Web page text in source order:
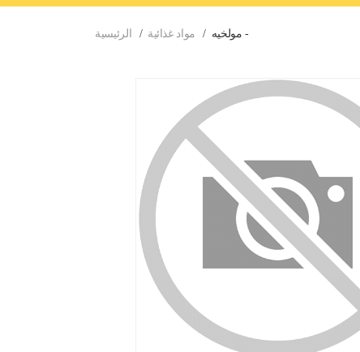
الرئيسية مواد غذائية مولخيه -